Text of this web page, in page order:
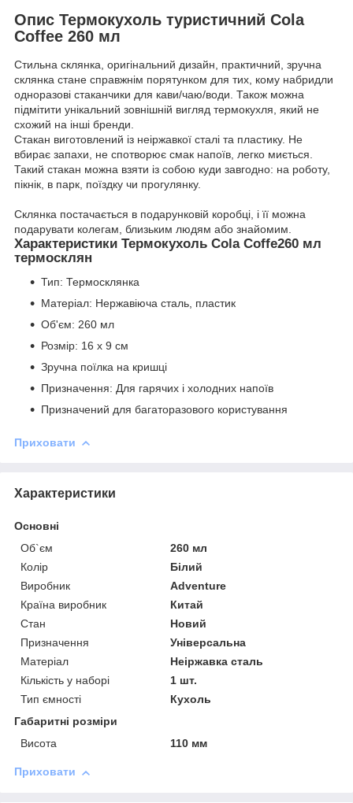
Опис Термокухоль туристичний Cola
Coffee 260 мл
Стильна склянка, оригінальний дизайн, практичний, зручна
склянка стане справжнім порятунком для тих, кому набридли
одноразові стаканчики для кави/чаю/води. Також можна
підмітити унікальний зовнішній вигляд термокухля, який не
схожий на інші бренди.
Стакан виготовлений із неіржавкої сталі та пластику. Не
вбирає запахи, не спотворює смак напоїв, легко миється.
Такий стакан можна взяти із собою куди завгодно: на роботу,
пікнік, в парк, поїздку чи прогулянку.
Склянка постачається в подарунковій коробці, і її можна
подарувати колегам, близьким людям або знайомим.
Характеристики Термокухоль Cola Coffe260 мл
термосклян
Тип: Термосклянка
Матеріал: Нержавіюча сталь, пластик
Об'єм: 260 мл
Розмір: 16 х 9 см
Зручна поїлка на кришці
Призначення: Для гарячих і холодних напоїв
Призначений для багаторазового користування
Приховати
Характеристики
Основні
Об`єм
260 мл
Колір
Білий
Виробник
Adventure
Країна виробник
Китай
Стан
Новий
Призначення
Універсальна
Матеріал
Неіржавка сталь
Кількість у наборі
1 шт.
Тип ємності
Кухоль
Габаритні розміри
Висота
110 мм
Приховати